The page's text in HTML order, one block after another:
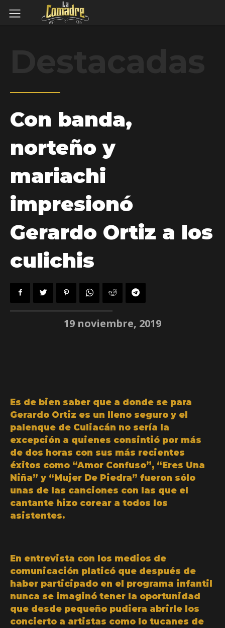
Con banda,
norteño y
mariachi
impresionó
Gerardo Ortiz a los
culichis
19 noviembre, 2019
Es de bien saber que a donde se para
Gerardo Ortiz es un lleno seguro y el
palenque de Culiacán no sería la
excepción a quienes consintió por más
de dos horas con sus más recientes
éxitos como “Amor Confuso”, “Eres Una
Niña” y “Mujer De Piedra” fueron sólo
unas de las canciones con las que el
cantante hizo corear a todos los
asistentes.
En entrevista con los medios de
comunicación platicó que después de
haber participado en el programa infantil
nunca se imaginó tener la oportunidad
que desde pequeño pudiera abrirle los
concierto a artistas como lo tucanes de